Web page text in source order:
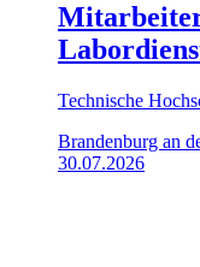
Technische
Brandenburg an
30.07.2026